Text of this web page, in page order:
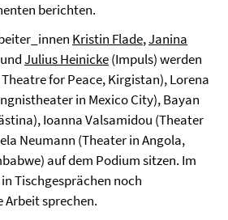
berichten.
Kristin Flade,Janina
Julius Heinicke(Impuls) werden
for Peace, Kirgistan), Lorena
in Mexico City), Bayan
Ioanna Valsamidou (Theater
Neumann (Theater in Angola,
auf dem Podium sitzen. Im
Tischgesprächen noch
sprechen.